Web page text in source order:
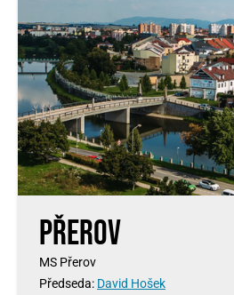
Přerov
MS Přerov
Předseda: David Hošek